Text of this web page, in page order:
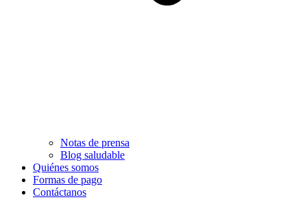
Notas de prensa
Blog saludable
Quiénes somos
Formas de pago
Contáctanos